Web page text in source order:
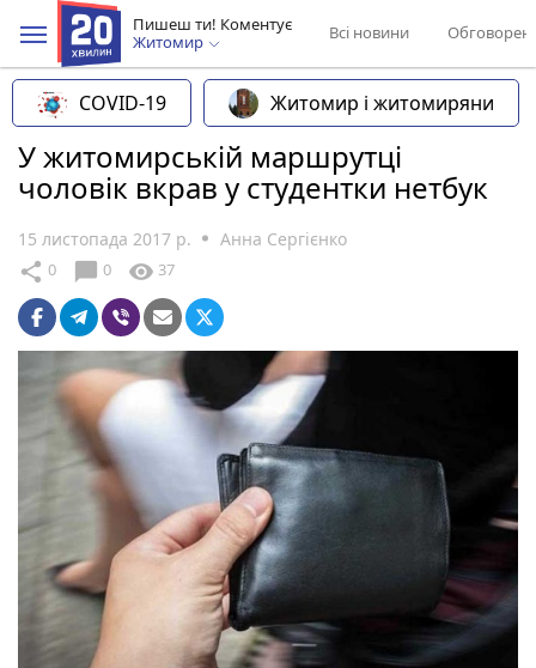
Пишеш ти! Коментує
Житомир
Всі новини
COVID-19 Житомир і житомиряни
У житомирській маршрутці
чоловік вкрав у студентки нетбук
15 листопада 2017 р. Анна Сергієнко
share 0 chat_bubble 0 visibility 37